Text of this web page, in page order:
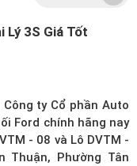
Lý 3S Giá Tốt
ty Cổ phần Auto
Ford chính hãng nay
- 08 và Lô DVTM -
Thuận, Phường Tân